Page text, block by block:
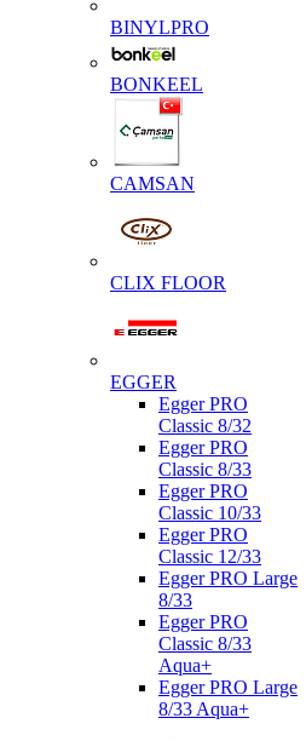
BINYLPRO
BONKEEL
CAMSAN
CLIX FLOOR
EGGER
Egger PRO
Classic 8/32
Egger PRO
Classic 8/33
Egger PRO
Classic 10/33
Egger PRO
Classic 12/33
Egger PRO Large
8/33
Egger PRO
Classic 8/33
Aqua+
Egger PRO Large
8/33 Aqua+